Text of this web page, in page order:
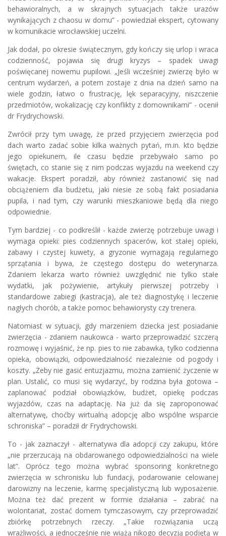
behawioralnych, a w skrajnych sytuacjach także urazów
wynikających z chaosu w domu” - powiedział ekspert, cytowany
w komunikacie wrocławskiej uczelni.
Jak dodał, po okresie świątecznym, gdy kończy się urlop i wraca
codzienność, pojawia się drugi kryzys – spadek uwagi
poświęcanej nowemu pupilowi. „Jeśli wcześniej zwierzę było w
centrum wydarzeń, a potem zostaje z dnia na dzień samo na
wiele godzin, łatwo o frustrację, lęk separacyjny, niszczenie
przedmiotów, wokalizację czy konflikty z domownikami” - ocenił
dr Frydrychowski.
Zwrócił przy tym uwagę, że przed przyjęciem zwierzęcia pod
dach warto zadać sobie kilka ważnych pytań, m.in. kto będzie
jego opiekunem, ile czasu będzie przebywało samo po
świętach, co stanie się z nim podczas wyjazdu na weekend czy
wakacje. Ekspert poradził, aby również zastanowić się nad
obciążeniem dla budżetu, jaki niesie ze sobą fakt posiadania
pupila, i nad tym, czy warunki mieszkaniowe będą dla niego
odpowiednie.
Tym bardziej - co podkreślił - każde zwierzę potrzebuje uwagi i
wymaga opieki: pies codziennych spacerów, kot stałej opieki,
zabawy i czystej kuwety, a gryzonie wymagają regularnego
sprzątania i bywa, że częstego dostępu do weterynarza.
Zdaniem lekarza warto również uwzględnić nie tylko stałe
wydatki, jak pożywienie, artykuły pierwszej potrzeby i
standardowe zabiegi (kastracja), ale też diagnostykę i leczenie
nagłych chorób, a także pomoc behawiorysty czy trenera.
Natomiast w sytuacji, gdy marzeniem dziecka jest posiadanie
zwierzęcia - zdaniem naukowca - warto przeprowadzić szczerą
rozmowę i wyjaśnić, że np. pies to nie zabawka, tylko codzienna
opieka, obowiązki, odpowiedzialność niezależnie od pogody i
koszty. „Żeby nie gasić entuzjazmu, można zamienić życzenie w
plan. Ustalić, co musi się wydarzyć, by rodzina była gotowa –
zaplanować podział obowiązków, budżet, opiekę podczas
wyjazdów, czas na adaptację. Na już da się zaproponować
alternatywę, choćby wirtualną adopcję albo wspólne wsparcie
schroniska” – poradził dr Frydrychowski.
To - jak zaznaczył - alternatywa dla adopcji czy zakupu, które
„nie przerzucają na obdarowanego odpowiedzialności na wiele
lat”. Oprócz tego można wybrać sponsoring konkretnego
zwierzęcia w schronisku lub fundacji, podarowanie celowanej
darowizny na leczenie, karmę specjalistyczną lub wyposażenie.
Można też dać prezent w formie działania – zabrać na
wolontariat, zostać domem tymczasowym, czy przeprowadzić
zbiórkę potrzebnych rzeczy. „Takie rozwiązania uczą
wrażliwości, a jednocześnie nie wiążą nikogo decyzją podjętą w